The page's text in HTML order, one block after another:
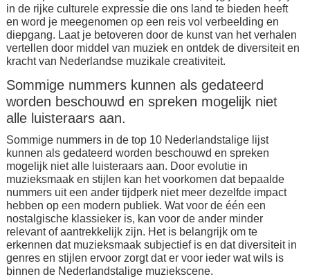
in de rijke culturele expressie die ons land te bieden heeft
en word je meegenomen op een reis vol verbeelding en
diepgang. Laat je betoveren door de kunst van het verhalen
vertellen door middel van muziek en ontdek de diversiteit en
kracht van Nederlandse muzikale creativiteit.
Sommige nummers kunnen als gedateerd
worden beschouwd en spreken mogelijk niet
alle luisteraars aan.
Sommige nummers in de top 10 Nederlandstalige lijst
kunnen als gedateerd worden beschouwd en spreken
mogelijk niet alle luisteraars aan. Door evolutie in
muzieksmaak en stijlen kan het voorkomen dat bepaalde
nummers uit een ander tijdperk niet meer dezelfde impact
hebben op een modern publiek. Wat voor de één een
nostalgische klassieker is, kan voor de ander minder
relevant of aantrekkelijk zijn. Het is belangrijk om te
erkennen dat muzieksmaak subjectief is en dat diversiteit in
genres en stijlen ervoor zorgt dat er voor ieder wat wils is
binnen de Nederlandstalige muziekscene.